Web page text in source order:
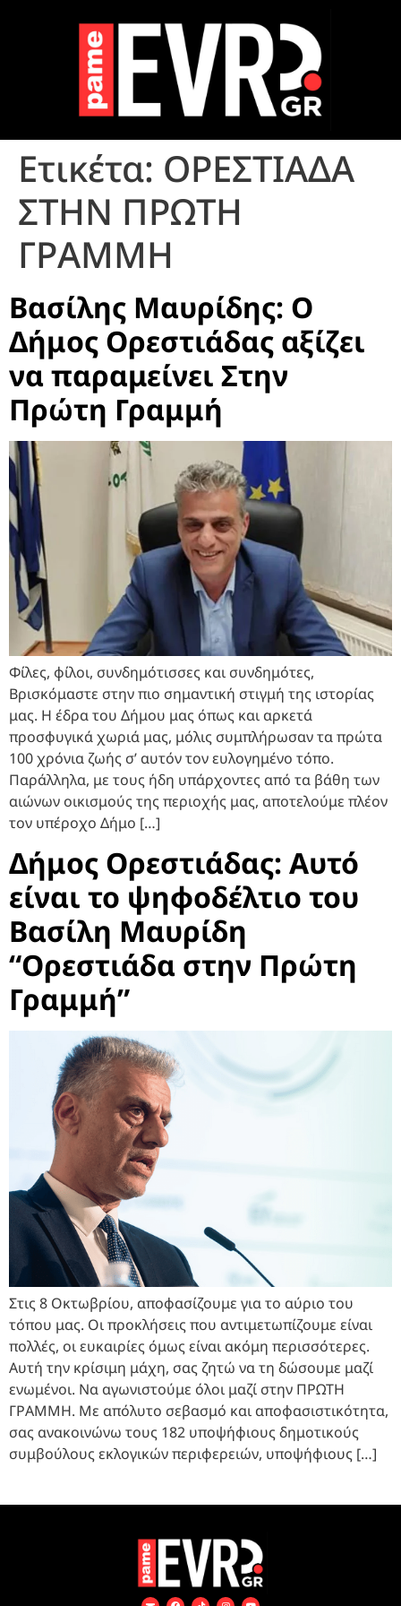
Ετικέτα: ΟΡΕΣΤΙΑΔΑ
ΣΤΗΝ ΠΡΩΤΗ
ΓΡΑΜΜΗ
Βασίλης Μαυρίδης: Ο
Δήμος Ορεστιάδας αξίζει
να παραμείνει Στην
Πρώτη Γραμμή
Φίλες, φίλοι, συνδημότισσες και συνδημότες,
Βρισκόμαστε στην πιο σημαντική στιγμή της ιστορίας
μας. Η έδρα του Δήμου μας όπως και αρκετά
προσφυγικά χωριά μας, μόλις συμπλήρωσαν τα πρώτα
100 χρόνια ζωής σ’ αυτόν τον ευλογημένο τόπο.
Παράλληλα, με τους ήδη υπάρχοντες από τα βάθη των
αιώνων οικισμούς της περιοχής μας, αποτελούμε πλέον
τον υπέροχο Δήμο […]
Δήμος Ορεστιάδας: Αυτό
είναι το ψηφοδέλτιο του
Βασίλη Μαυρίδη
“Ορεστιάδα στην Πρώτη
Γραμμή”
Στις 8 Οκτωβρίου, αποφασίζουμε για το αύριο του
τόπου μας. Οι προκλήσεις που αντιμετωπίζουμε είναι
πολλές, οι ευκαιρίες όμως είναι ακόμη περισσότερες.
Αυτή την κρίσιμη μάχη, σας ζητώ να τη δώσουμε μαζί
ενωμένοι. Να αγωνιστούμε όλοι μαζί στην ΠΡΩΤΗ
ΓΡΑΜΜΗ. Με απόλυτο σεβασμό και αποφασιστικότητα,
σας ανακοινώνω τους 182 υποψήφιους δημοτικούς
συμβούλους εκλογικών περιφερειών, υποψήφιους […]